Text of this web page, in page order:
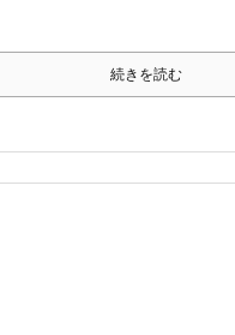
続きを読む